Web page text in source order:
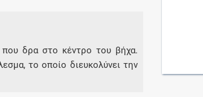
που δρα στο κέντρο του βήχα.
το οποίο διευκολύνει την